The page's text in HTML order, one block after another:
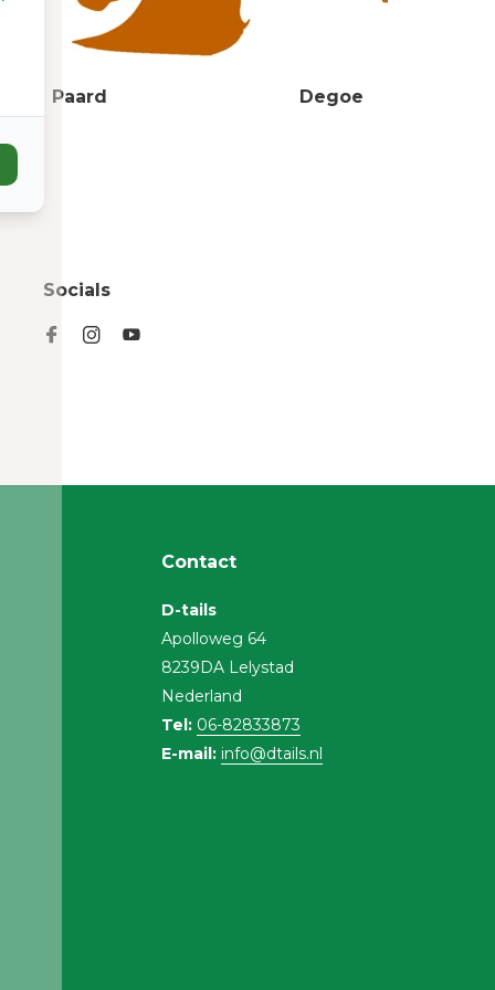
Paard Degoe
Socials
Contact
D-tails
Apolloweg 64
8239DA Lelystad
Nederland
Tel: 06-82833873
E-mail: info@dtails.nl